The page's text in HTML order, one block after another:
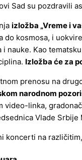
Sad su pozdravili
izložba „Vreme i
do kosmosa, i
nauke. Kao
Izložba će za
prenosu na
narodnom
linka,
Vlade
koncerti na